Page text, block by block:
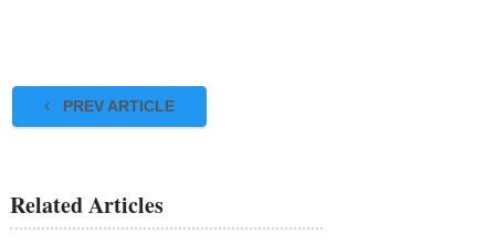
PREV ARTICLE
Related Articles